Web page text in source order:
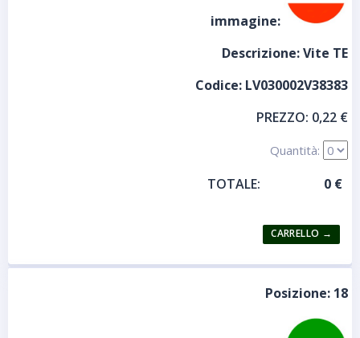
immagine:
Descrizione:Vite TE
Codice: LV030002V38383
PREZZO: 0,22 €
Quantità:
TOTALE:
Posizione: 18